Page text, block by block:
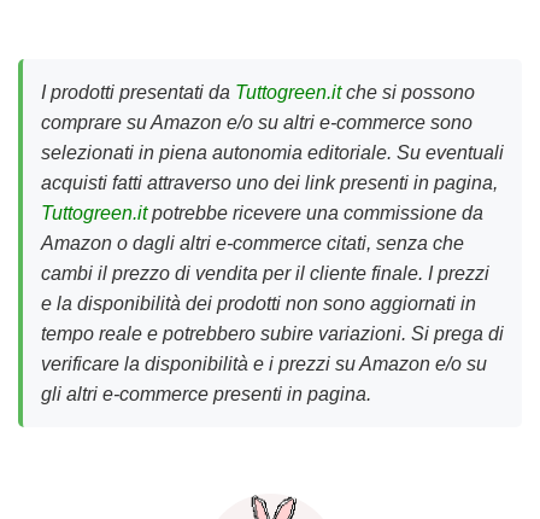
I prodotti presentati da Tuttogreen.itche si possono
comprare su Amazon e/o su altri e-commerce sono
selezionati in piena autonomia editoriale. Su eventuali
acquisti fatti attraverso uno dei link presenti in pagina,
Tuttogreen.itpotrebbe ricevere una commissione da
Amazon o dagli altri e-commerce citati, senza che
cambi il prezzo di vendita per il cliente finale. I prezzi
e la disponibilità dei prodotti non sono aggiornati in
tempo reale e potrebbero subire variazioni. Si prega di
verificare la disponibilità e i prezzi su Amazon e/o su
gli altri e-commerce presenti in pagina.